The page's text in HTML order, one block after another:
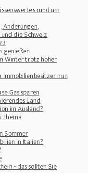
rund um
Änderungen,
die Schweiz
genießen
Winter trotz hoher
Immobilienbesitzer nun
Gas sparen
Land
im Ausland?
Sommer
in Italien?
- das sollten Sie